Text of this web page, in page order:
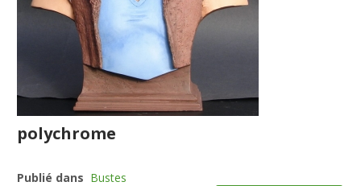
polychrome
Publié dans Bustes